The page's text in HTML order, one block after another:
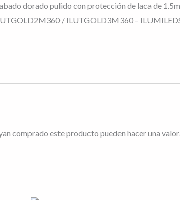
dorado pulido con protección de laca de
/ ILUTGOLD3M360 –
comprado este producto pueden hacer una